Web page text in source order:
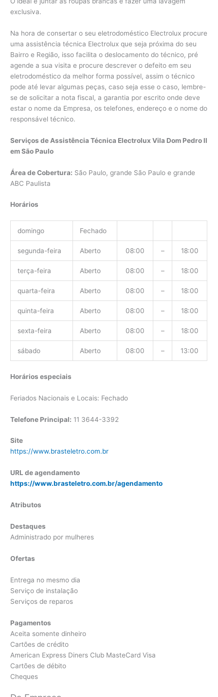
exclusiva.
Na hora de consertar o seu eletrodoméstico Electrolux procure
uma assistência técnica Electrolux que seja próxima do seu
Bairro e Região, isso facilita o deslocamento do técnico, pré
agende a sua visita e procure descrever o defeito em seu
eletrodoméstico da melhor forma possível, assim o técnico
pode até levar algumas peças, caso seja esse o caso, lembre-
se de solicitar a nota fiscal, a garantia por escrito onde deve
estar o nome da Empresa, os telefones, endereço e o nome do
responsável técnico.
Serviços de Assistência Técnica Electrolux Vila Dom Pedro II
em São Paulo
Área de Cobertura: São Paulo, grande São Paulo e grande
ABC Paulista
Horários
domingo Fechado
segunda-feira Aberto 08:00 – 18:00
terça-feira Aberto 08:00 – 18:00
quarta-feira Aberto 08:00 – 18:00
quinta-feira Aberto 08:00 – 18:00
sexta-feira Aberto 08:00 – 18:00
sábado Aberto 08:00 – 13:00
Horários especiais
Feriados Nacionais e Locais: Fechado
Telefone Principal: 11 3644-3392
Site
https://www.brasteletro.com.br
URL de agendamento
https://www.brasteletro.com.br/agendamento
Atributos
Destaques
Administrado por mulheres
Ofertas
Entrega no mesmo dia
Serviço de instalação
Serviços de reparos
Pagamentos
Aceita somente dinheiro
Cartões de crédito
American Express Diners Club MasteCard Visa
Cartões de débito
Cheques